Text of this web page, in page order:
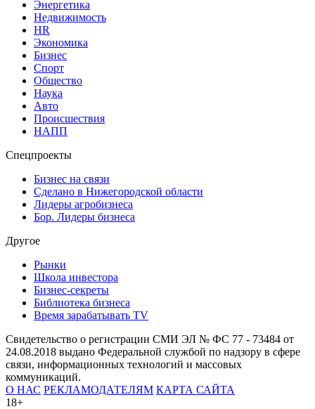
Энергетика
Недвижимость
HR
Экономика
Бизнес
Спорт
Общество
Наука
Авто
Происшествия
НАПП
Спецпроекты
Бизнес на связи
Сделано в Нижегородской области
Лидеры агробизнеса
Бор. Лидеры бизнеса
Другое
Рынки
Школа инвестора
Бизнес-секреты
Библиотека бизнеса
Время зарабатывать TV
Свидетельство о регистрации СМИ ЭЛ № ФС 77 - 73484 от
24.08.2018 выдано Федеральной службой по надзору в сфере
связи, информационных технологий и массовых
коммуникаций.
О НАС РЕКЛАМОДАТЕЛЯМ КАРТА САЙТА
18+